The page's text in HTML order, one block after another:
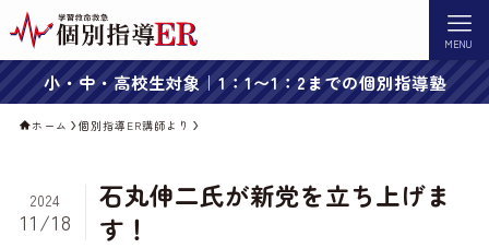
MENU
小・中・高校生対象｜1：1〜1：2までの個別指導塾
ホーム 個別指導ER講師より
石丸伸二氏が新党を立ち上げま
す！
2024
11/18